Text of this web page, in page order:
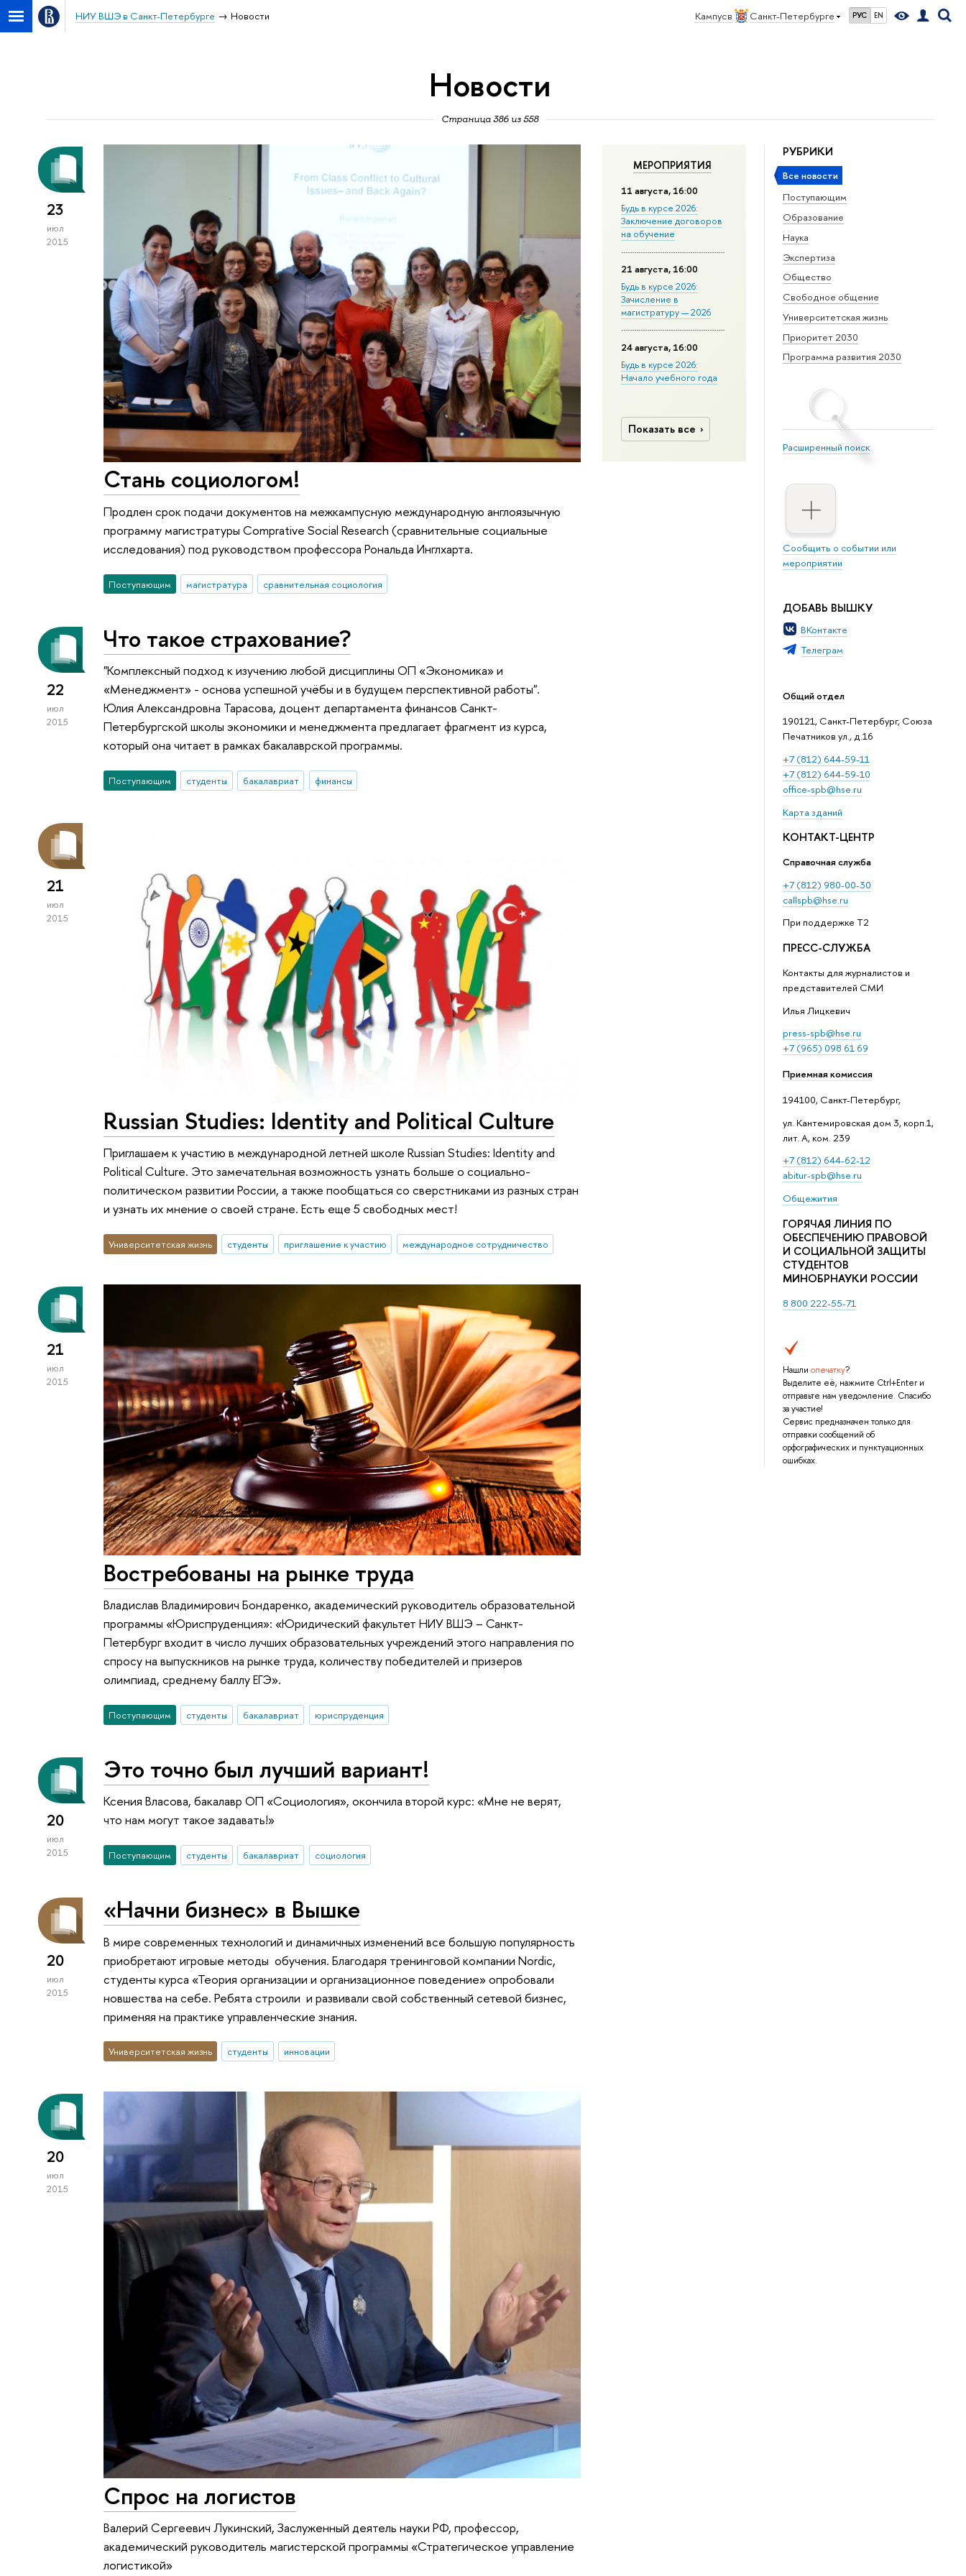
Кампус в Санкт-Петербурге РУС EN
НИУ ВШЭ в Санкт-Петербурге Новости
Новости
Страница 386 из 558
РУБРИКИ
Все новости
Поступающим
Образование
Наука
Экспертиза
Общество
Свободное общение
Университетская жизнь
Приоритет 2030
Программа развития 2030
Расширенный поиск
Сообщить о событии или
мероприятии
ДОБАВЬ ВЫШКУ
ВКонтакте
Телеграм
Общий отдел
190121, Санкт-Петербург, Союза
Печатников ул., д.16
+7 (812) 644-59-11
+7 (812) 644-59-10
office-spb@hse.ru
Карта зданий
КОНТАКТ-ЦЕНТР
Справочная служба
+7 (812) 980-00-30
callspb@hse.ru
При поддержке T2
ПРЕСС-СЛУЖБА
Контакты для журналистов и
представителей СМИ
Илья Лицкевич
press-spb@hse.ru
+7 (965) 098 61 69
Приемная комиссия
194100, Санкт-Петербург,
ул. Кантемировская дом 3, корп.1,
лит. А, ком. 239
+7 (812) 644-62-12
abitur-spb@hse.ru
Общежития
ГОРЯЧАЯ ЛИНИЯ ПО
ОБЕСПЕЧЕНИЮ ПРАВОВОЙ
И СОЦИАЛЬНОЙ ЗАЩИТЫ
СТУДЕНТОВ
МИНОБРНАУКИ РОССИИ
8 800 222-55-71
Нашли опечатку?
Выделите её, нажмите Ctrl+Enter и
отправьте нам уведомление. Спасибо
за участие!
Сервис предназначен только для
отправки сообщений об
орфографических и пунктуационных
ошибках.
МЕРОПРИЯТИЯ
11 августа, 16:00
Будь в курсе 2026:
Заключение договоров
на обучение
21 августа, 16:00
Будь в курсе 2026:
Зачисление в
магистратуру — 2026
24 августа, 16:00
Будь в курсе 2026:
Начало учебного года
Показать все
23
июл
2015
Стань социологом!
Продлен срок подачи документов на межкампусную международную англоязычную
программу магистратуры Comprative Social Research (сравнительные социальные
исследования) под руководством профессора Рональда Инглхарта.
Поступающим магистратура сравнительная социология
22
июл
2015
Что такое страхование?
"Комплексный подход к изучению любой дисциплины ОП «Экономика» и
«Менеджмент» - основа успешной учёбы и в будущем перспективной работы".
Юлия Александровна Тарасова, доцент департамента финансов Санкт-
Петербургской школы экономики и менеджмента предлагает фрагмент из курса,
который она читает в рамках бакалаврской программы.
Поступающим студенты бакалавриат финансы
21
июл
2015
Russian Studies: Identity and Political Culture
Приглашаем к участию в международной летней школе Russian Studies: Identity and
Political Culture. Это замечательная возможность узнать больше о социально-
политическом развитии России, а также пообщаться со сверстниками из разных стран
и узнать их мнение о своей стране. Есть еще 5 свободных мест!
Университетская жизнь студенты приглашение к участию международное сотрудничество
21
июл
2015
Востребованы на рынке труда
Владислав Владимирович Бондаренко, академический руководитель образовательной
программы «Юриспруденция»: «Юридический факультет НИУ ВШЭ – Санкт-
Петербург входит в число лучших образовательных учреждений этого направления по
спросу на выпускников на рынке труда, количеству победителей и призеров
олимпиад, среднему баллу ЕГЭ».
Поступающим студенты бакалавриат юриспруденция
20
июл
2015
Это точно был лучший вариант!
Ксения Власова, бакалавр ОП «Социология», окончила второй курс: «Мне не верят,
что нам могут такое задавать!»
Поступающим студенты бакалавриат социология
20
июл
2015
«Начни бизнес» в Вышке
В мире современных технологий и динамичных изменений все большую популярность
приобретают игровые методы обучения. Благодаря тренинговой компании Nordic,
студенты курса «Теория организации и организационное поведение» опробовали
новшества на себе. Ребята строили и развивали свой собственный сетевой бизнес,
применяя на практике управленческие знания.
Университетская жизнь студенты инновации
20
июл
2015
Спрос на логистов
Валерий Сергеевич Лукинский, Заслуженный деятель науки РФ, профессор,
академический руководитель магистерской программы «Стратегическое управление
логистикой»